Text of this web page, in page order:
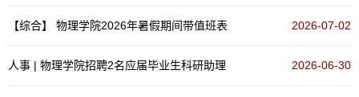
【综合】 物理学院2026年暑假期间带值班表 2026-07-02
人事 | 物理学院​招聘2名应届毕业生科研助理 2026-06-30